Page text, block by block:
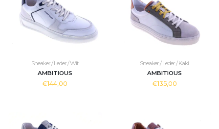
Sneaker / Leder / Wit
AMBITIOUS
€144,00
Sneaker / Leder / Kaki
AMBITIOUS
€135,00